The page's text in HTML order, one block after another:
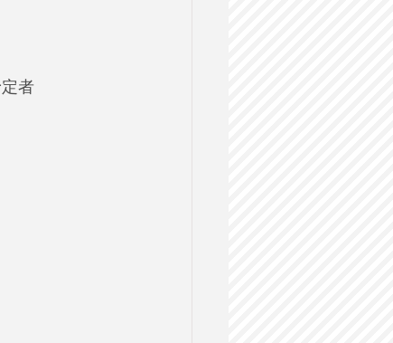
者